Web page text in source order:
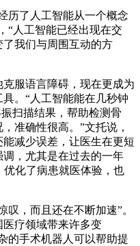
了人工智能从一个概念
“人工智能已经出现在交
我们与周围互动的方
服语言障碍，现在更成为
。“人工智能能在几秒钟
扫描结果，帮助检测骨
准确性很高。”文托说，
减少误差，让医生在更短
，尤其是在过去的一年
化了病患就医体验，也
，而且还在不断加速”。
疗领域带来许多变
的手术机器人可以帮助提